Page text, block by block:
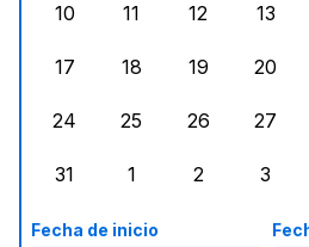
10
11
12
13
17
18
19
20
24
25
26
27
31
1
2
3
Fecha de inicio